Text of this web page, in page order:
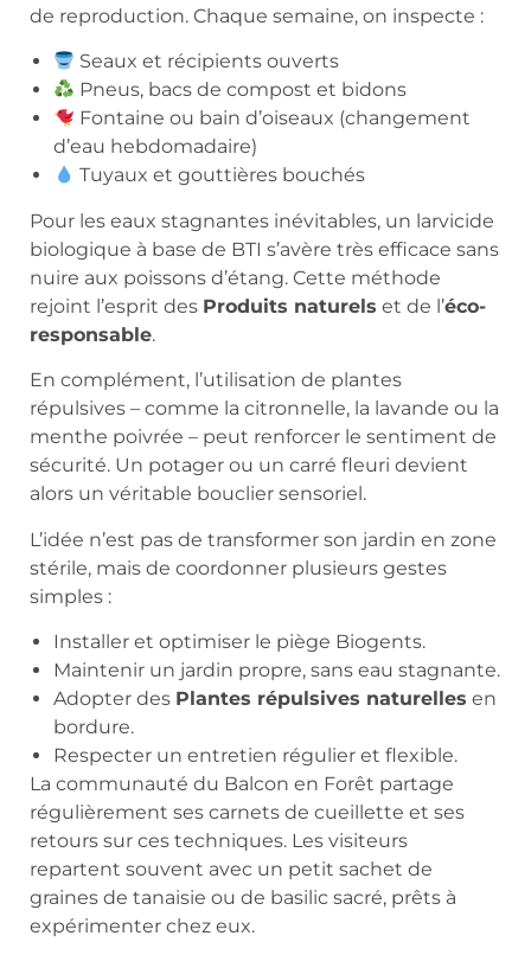
de reproduction. Chaque semaine, on inspecte :
Seaux et récipients ouverts
Pneus, bacs de compost et bidons
Fontaine ou bain d’oiseaux (changement
d’eau hebdomadaire)
Tuyaux et gouttières bouchés
Pour les eaux stagnantes inévitables, un larvicide
biologique à base de BTI s’avère très efficace sans
nuire aux poissons d’étang. Cette méthode
rejoint l’esprit des Produits naturels et de l’éco-
responsable.
En complément, l’utilisation de plantes
répulsives – comme la citronnelle, la lavande ou la
menthe poivrée – peut renforcer le sentiment de
sécurité. Un potager ou un carré fleuri devient
alors un véritable bouclier sensoriel.
L’idée n’est pas de transformer son jardin en zone
stérile, mais de coordonner plusieurs gestes
simples :
Installer et optimiser le piège Biogents.
Maintenir un jardin propre, sans eau stagnante.
Adopter des Plantes répulsives naturelles en
bordure.
Respecter un entretien régulier et flexible.
La communauté du Balcon en Forêt partage
régulièrement ses carnets de cueillette et ses
retours sur ces techniques. Les visiteurs
repartent souvent avec un petit sachet de
graines de tanaisie ou de basilic sacré, prêts à
expérimenter chez eux.